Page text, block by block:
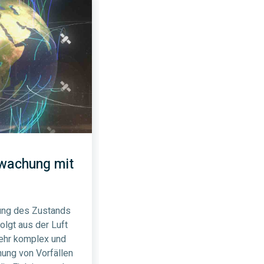
mit
des Zustands
aus der Luft
komplex und
von Vorfällen